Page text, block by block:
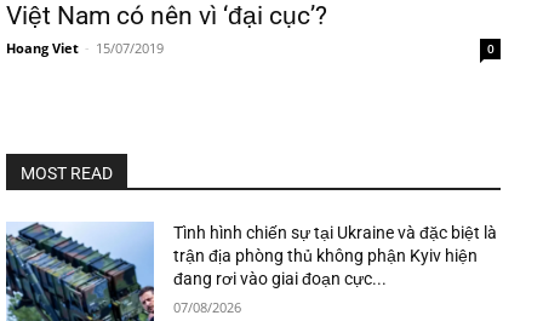
Việt Nam có nên vì ‘đại cục’?
Hoang Viet - 15/07/2019 0
MOST READ
Tình hình chiến sự tại Ukraine và đặc biệt là
trận địa phòng thủ không phận Kyiv hiện
đang rơi vào giai đoạn cực...
07/08/2026